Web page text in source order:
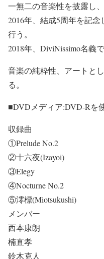
一無二の音楽性を披露し、
2016年、結成5周年を記
行う。
2018年、DiviNissimo名義
音楽の純粋性、アートと
る。
■DVDメディア:DVD-Rを
収録曲
①Prelude No.2
②十六夜(Izayoi)
③Elegy
④Nocturne No.2
⑤澪標(Miotsukushi)
メンバー
西本康朗
楠直孝
鈴木克人